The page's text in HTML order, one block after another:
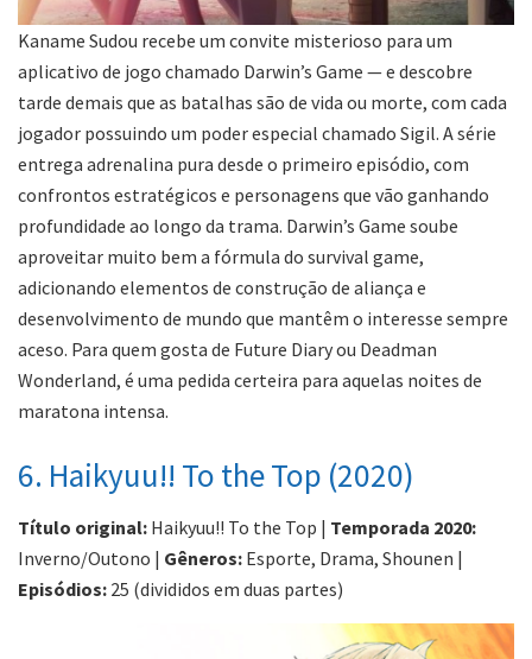
Kaname Sudou recebe um convite misterioso para um
aplicativo de jogo chamado Darwin’s Game — e descobre
tarde demais que as batalhas são de vida ou morte, com cada
jogador possuindo um poder especial chamado Sigil. A série
entrega adrenalina pura desde o primeiro episódio, com
confrontos estratégicos e personagens que vão ganhando
profundidade ao longo da trama. Darwin’s Game soube
aproveitar muito bem a fórmula do survival game,
adicionando elementos de construção de aliança e
desenvolvimento de mundo que mantêm o interesse sempre
aceso. Para quem gosta de Future Diary ou Deadman
Wonderland, é uma pedida certeira para aquelas noites de
maratona intensa.
6. Haikyuu!! To the Top (2020)
Título original: Haikyuu!! To the Top | Temporada 2020:
Inverno/Outono | Gêneros: Esporte, Drama, Shounen |
Episódios: 25 (divididos em duas partes)